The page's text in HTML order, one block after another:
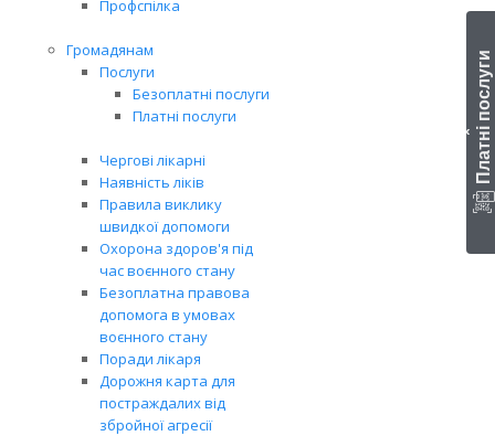
Профспілка
Громадянам
Послуги
Безоплатні послуги
Платні послуги
Чергові лікарні
Наявність ліків
Правила виклику
швидкої допомоги
Охорона здоров'я під
час воєнного стану
Безоплатна правова
допомога в умовах
воєнного стану
Поради лікаря
Дорожня карта для
постраждалих від
збройної агресії
‹ Платні послуги